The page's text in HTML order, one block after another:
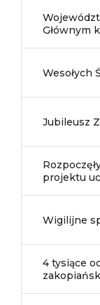
Głównym
Wesołych
Jubileusz
projektu
Wigilijne
4 tysiące